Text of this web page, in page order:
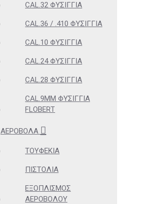
CAL.32 ΦΥΣΊΓΓΙΑ
CAL.36 / .410 ΦΥΣΊΓΓΙΑ
CAL.10 ΦΥΣΊΓΓΙΑ
CAL.24 ΦΥΣΊΓΓΙΑ
CAL.28 ΦΥΣΊΓΓΙΑ
CAL.9MM ΦΥΣΊΓΓΙΑ
FLOBERT
ΑΕΡΟΒΌΛΑ
ΤΟΥΦΈΚΙΑ
ΠΙΣΤΌΛΙΑ
ΕΞΟΠΛΙΣΜΌΣ
ΑΕΡΟΒΌΛΟΥ